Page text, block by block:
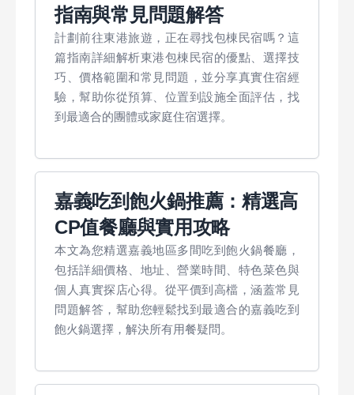
指南與常見問題解答
計劃前往東港旅遊，正在尋找包棟民宿嗎？這
篇指南詳細解析東港包棟民宿的優點、選擇技
巧、價格範圍和常見問題，並分享真實住宿經
驗，幫助你從預算、位置到設施全面評估，找
到最適合的團體或家庭住宿選擇。
嘉義吃到飽火鍋推薦：精選高
CP值餐廳與實用攻略
本文為您精選嘉義地區多間吃到飽火鍋餐廳，
包括詳細價格、地址、營業時間、特色菜色與
個人真實探店心得。從平價到高檔，涵蓋常見
問題解答，幫助您輕鬆找到最適合的嘉義吃到
飽火鍋選擇，解決所有用餐疑問。